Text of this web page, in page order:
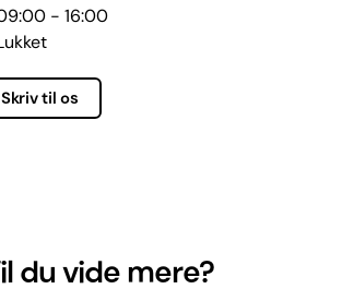
- 16:00
Skriv til os
du vide mere?